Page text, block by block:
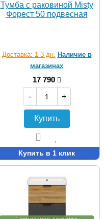
Тумба с раковиной Misty
Форест 50 подвесная
Доставка: 1-3 дн. Наличие в
магазинах
17 790
-
+
Купить
Купить в 1 клик